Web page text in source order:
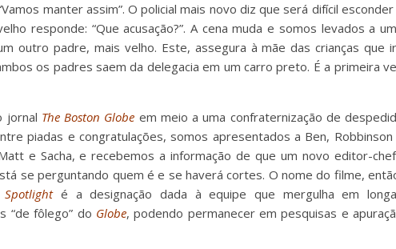
manter assim”. O policial mais novo diz que será difícil esconder
responde: “Que acusação?”. A cena muda e somos levados a
outro padre, mais velho. Este, assegura à mãe das crianças que
os padres saem da delegacia em um carro preto. É a primeira
jornal The Boston Globe em meio a uma confraternização de
piadas e congratulações, somos apresentados a Ben, Robbinson
e Sacha, e recebemos a informação de que um novo editor-
se perguntando quem é e se haverá cortes. O nome do filme,
Spotlight é a designação dada à equipe que mergulha em
“de fôlego” do Globe, podendo permanecer em pesquisas e